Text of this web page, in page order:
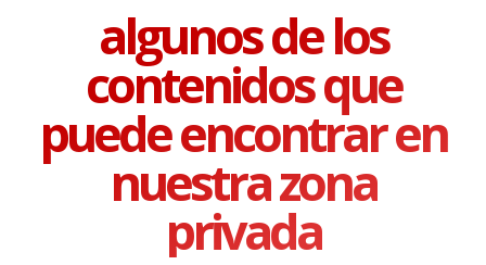
algunos de los
contenidos que
puede encontrar en
nuestra zona
privada